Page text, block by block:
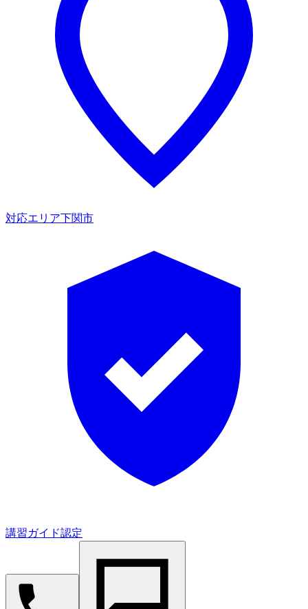
対応エリア下関市
講習ガイド認定